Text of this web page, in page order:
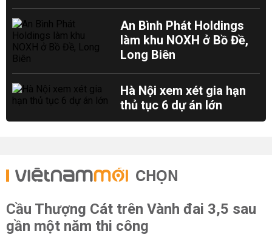
An Bình Phát Holdings
làm khu NOXH ở Bồ Đề,
Long Biên
Hà Nội xem xét gia hạn
thủ tục 6 dự án lớn
CHỌN
Cầu Thượng Cát trên Vành đai 3,5 sau
gần một năm thi công